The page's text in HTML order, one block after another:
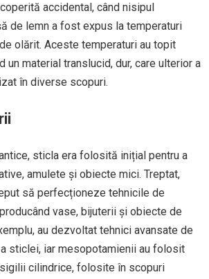
accidental, când nisipul
de lemn a fost expus la temperaturi
olărit. Aceste temperaturi au topit
un material translucid, dur, care ulterior a
în diverse scopuri.
sticla era folosită inițial pentru a
amulete și obiecte mici. Treptat,
să perfecționeze tehnicile de
vase, bijuterii și obiecte de
au dezvoltat tehnici avansate de
sticlei, iar mesopotamienii au folosit
cilindrice, folosite în scopuri